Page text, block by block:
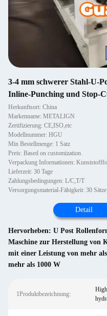
3-4 mm schwerer Stahl-U-
Inline-Punching und Stop-
Herkunftsort: China
Markenname: METALIGN
Zertifizierung: CE,ISO,etc
Modellnummer: HGU
Min Bestellmenge: 1 Satz
Preis: Based on customization.
Lieferzeit: 30 Tage
Zahlungsbedingungen: L/C,T/T
Versorgungsmaterial-Fähigkeit: 30
Detail
Hervorheben: U Post
Maschine zur Herstellung von
mit einer Leistung von mehr
mehr als 1000 W
1Produktbezeichnung: